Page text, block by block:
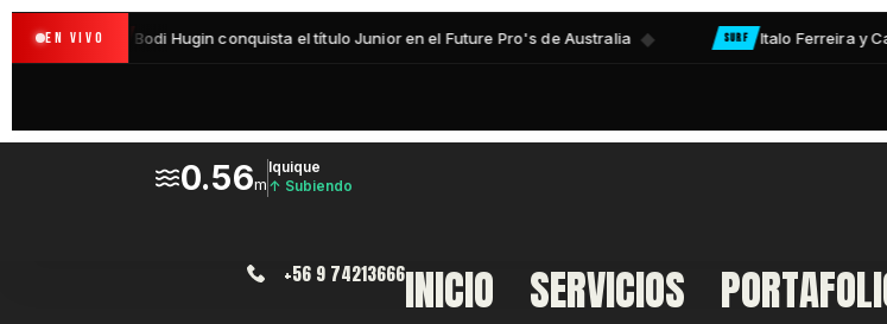
+56 9 74213666INICIO SERVICIOS